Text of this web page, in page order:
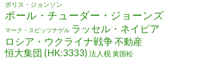
ボリス・ジョンソン
ポール・チューダー・ジョーンズ
マーク・スピッツナゲル ラッセル・ネイピア
ロシア・ウクライナ戦争不動産
恒大集団 (HK:3333) 法人税黄国松